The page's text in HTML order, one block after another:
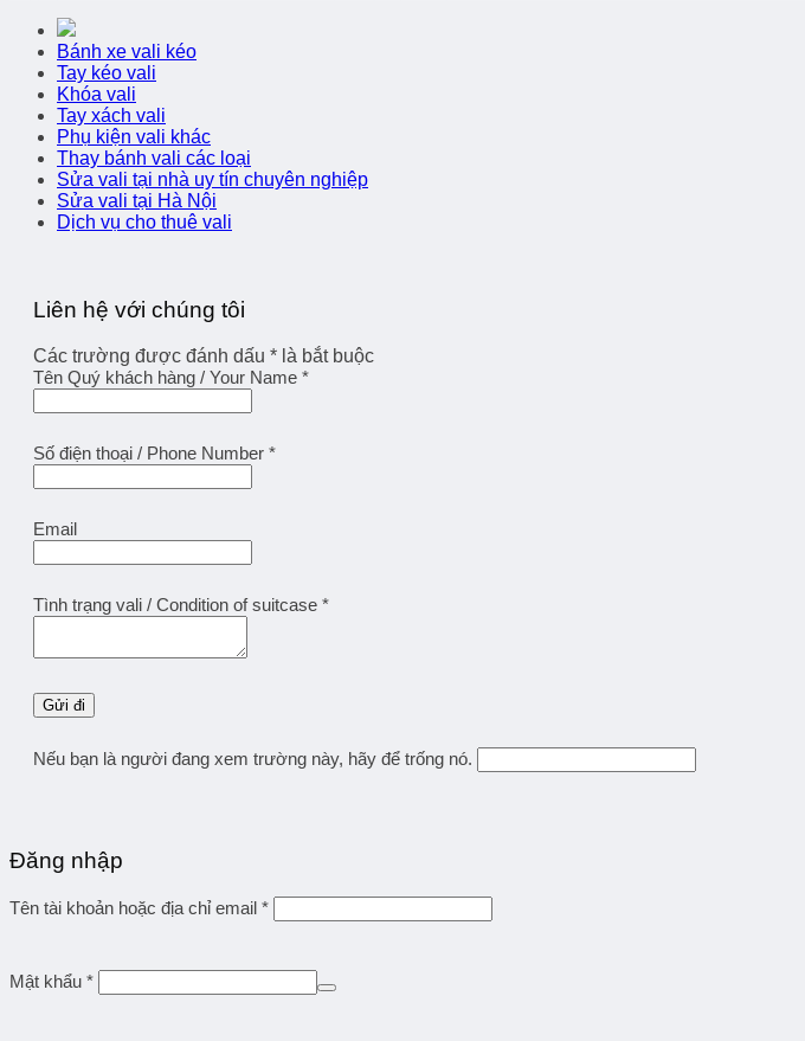
Bánh xe vali kéo
Tay kéo vali
Khóa vali
Tay xách vali
Phụ kiện vali khác
Thay bánh vali các loại
Sửa vali tại nhà uy tín chuyên nghiệp
Sửa vali tại Hà Nội
Dịch vụ cho thuê vali
Liên hệ với chúng tôi
Các trường được đánh dấu * là bắt buộc
Tên Quý khách hàng / Your Name *
Số điện thoại / Phone Number *
Email
Tình trạng vali / Condition of suitcase *
Nếu bạn là người đang xem trường này, hãy để trống nó.
Đăng nhập
Tên tài khoản hoặc địa chỉ email *
Mật khẩu *